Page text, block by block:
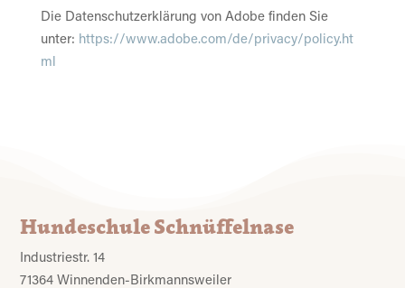
Die Datenschutzerklärung von Adobe finden Sie
unter: https://www.adobe.com/de/privacy/policy.ht
ml
Hundeschule Schnüffelnase
Industriestr. 14
71364 Winnenden-Birkmannsweiler